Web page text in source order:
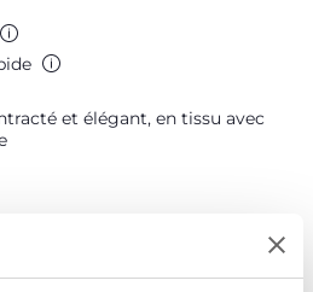
et élégant, en tissu avec